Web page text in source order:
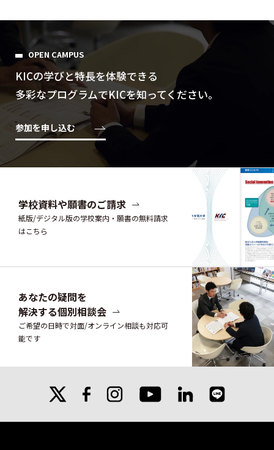
OPEN CAMPUS
KICの学びと特⻑を体験できる
多彩なプログラムでKICを知ってください。
参加を申し込む
学校資料や願書のご請求
紙版/デジタル版の学校案内・願書の無料請求
はこちら
あなたの疑問を
解決する個別相談会
ご希望の日時で対面/オンライン相談も対応可
能です
facebookinstagram
youtube
linkedin line